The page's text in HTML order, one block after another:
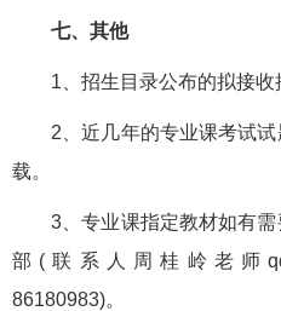
七、其他
1、招生目录公布的拟接收
2、近几年的专业课考试
载。
3、专业课指定教材如有
部(联系人周桂岭老师
86180983)。